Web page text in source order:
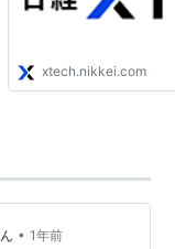
xtech.nikkei.com
• 1年前